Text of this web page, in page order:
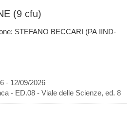
(9 cfu)
STEFANO BECCARI (PA IIND-
- 12/09/2026
- ED.08 - Viale delle Scienze, ed. 8